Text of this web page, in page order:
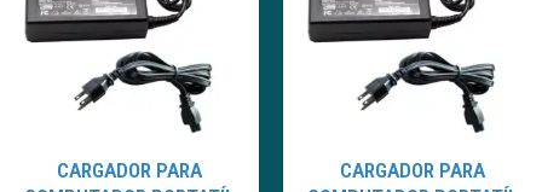
CARGADOR PARA
CARGADOR PARA